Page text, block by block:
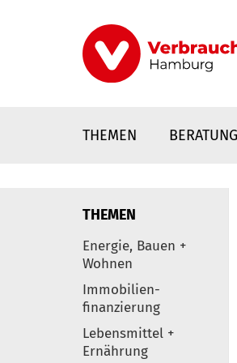
THEMEN BERATUNG
Elemente
THEMEN
Energie, Bauen +
Wohnen
Immobilien-
finanzierung
Lebensmittel +
Ernährung